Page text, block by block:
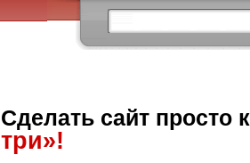
Сделать сайт просто
три»!